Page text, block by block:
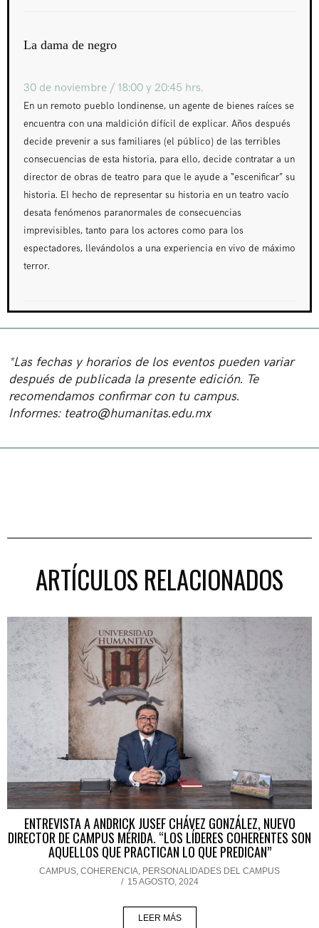
La dama de negro
30 de noviembre / 18:00 y 20:45 hrs.
En un remoto pueblo londinense, un agente de bienes raíces se
encuentra con una maldición difícil de explicar. Años después
decide prevenir a sus familiares (el público) de las terribles
consecuencias de esta historia, para ello, decide contratar a un
director de obras de teatro para que le ayude a “escenificar” su
historia. El hecho de representar su historia en un teatro vacío
desata fenómenos paranormales de consecuencias
imprevisibles, tanto para los actores como para los
espectadores, llevándolos a una experiencia en vivo de máximo
terror.
*Las fechas y horarios de los eventos pueden variar
después de publicada la presente edición. Te
recomendamos confirmar con tu campus.
Informes: teatro@humanitas.edu.mx
ARTÍCULOS RELACIONADOS
ENTREVISTA A ANDRICK JUSEF CHÁVEZ GONZÁLEZ, NUEVO
DIRECTOR DE CAMPUS MÉRIDA. “LOS LÍDERES COHERENTES SON
AQUELLOS QUE PRACTICAN LO QUE PREDICAN”
CAMPUS, COHERENCIA, PERSONALIDADES DEL CAMPUS
/ 15 AGOSTO, 2024
LEER MÁS